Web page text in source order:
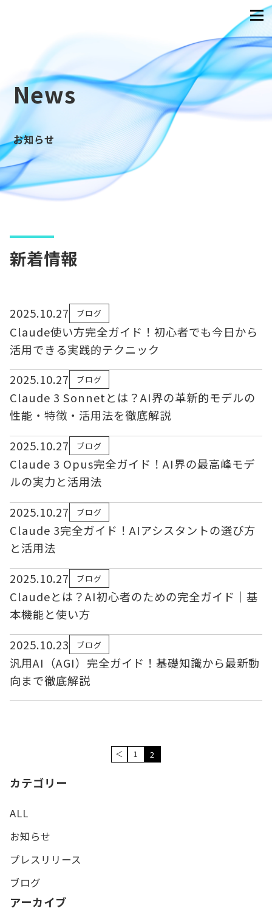
News
お知らせ
新着情報
2025.10.27 ブログ
Claude使い方完全ガイド！初心者でも今日から
活用できる実践的テクニック
2025.10.27
ブログ
Claude 3 Sonnetとは？AI界の革新的モデルの
性能・特徴・活用法を徹底解説
2025.10.27
ブログ
Claude 3 Opus完全ガイド！AI界の最高峰モデ
ルの実力と活用法
2025.10.27
ブログ
Claude 3完全ガイド！AIアシスタントの選び方
と活用法
2025.10.27
ブログ
Claudeとは？AI初心者のための完全ガイド｜基
本機能と使い方
2025.10.23
ブログ
汎用AI（AGI）完全ガイド！基礎知識から最新動
向まで徹底解説
＜ 1 2
カテゴリー
ALL
お知らせ
プレスリリース
ブログ
アーカイブ